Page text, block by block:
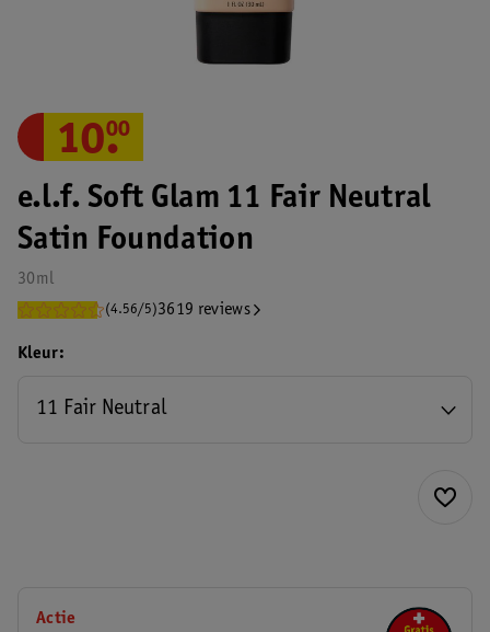
e.l.f. Soft Glam 11 Fair Neutral
Satin Foundation
30ml
(4.56/5)3619 reviews
10.
00
Kleur
11 Fair Neutral
Actie